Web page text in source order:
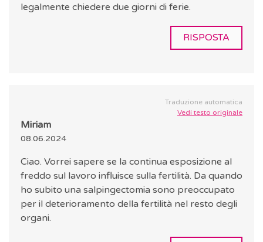
legalmente chiedere due giorni di ferie.
RISPOSTA
Traduzione automatica
Vedi testo originale
Miriam
08.06.2024
Ciao. Vorrei sapere se la continua esposizione al
freddo sul lavoro influisce sulla fertilità. Da quando
ho subito una salpingectomia sono preoccupato
per il deterioramento della fertilità nel resto degli
organi.